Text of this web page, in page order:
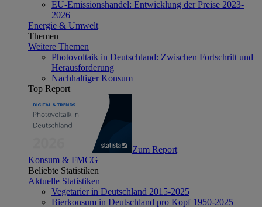
EU-Emissionshandel: Entwicklung der Preise 2023-
2026
Energie & Umwelt
Themen
Weitere Themen
Photovoltaik in Deutschland: Zwischen Fortschritt und
Herausforderung
Nachhaltiger Konsum
Top Report
Zum Report
Konsum & FMCG
Beliebte Statistiken
Aktuelle Statistiken
Vegetarier in Deutschland 2015-2025
Bierkonsum in Deutschland pro Kopf 1950-2025